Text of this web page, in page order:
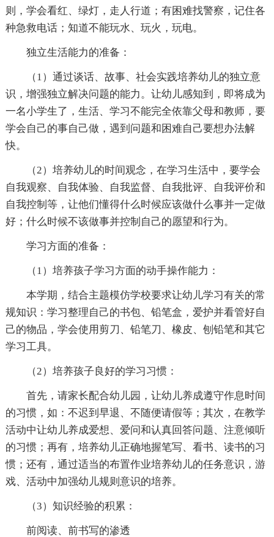
则，学会看红、绿灯，走人行道；有困难找警察，记住各
种急救电话；知道不能玩水、玩火，玩电。
独立生活能力的准备：
（1）通过谈话、故事、社会实践培养幼儿的独立意
识，增强独立解决问题的能力。让幼儿感知到，即将成为
一名小学生了，生活、学习不能完全依靠父母和教师，要
学会自己的事自己做，遇到问题和困难自己要想办法解
快。
（2）培养幼儿的时间观念，在学习生活中，要学会
自我观察、自我体验、自我监督、自我批评、自我评价和
自我控制等，让他们懂得什么时候应该做什么事并一定做
好；什么时候不该做事并控制自己的愿望和行为。
学习方面的准备：
（1）培养孩子学习方面的动手操作能力：
本学期，结合主题模仿学校要求让幼儿学习有关的常
规知识：学习整理自己的书包、铅笔盒，爱护并看管好自
己的物品，学会使用剪刀、铅笔刀、橡皮、刨铅笔和其它
学习工具。
（2）培养孩子良好的学习习惯：
首先，请家长配合幼儿园，让幼儿养成遵守作息时间
的习惯，如：不迟到早退、不随便请假等；其次，在教学
活动中让幼儿养成爱想、爱问和认真回答问题、注意倾听
的习惯；再有，培养幼儿正确地握笔写、看书、读书的习
惯；还有，通过适当的布置作业培养幼儿的任务意识，游
戏、活动中加强幼儿规则意识的培养。
（3）知识经验的积累：
前阅读、前书写的渗透